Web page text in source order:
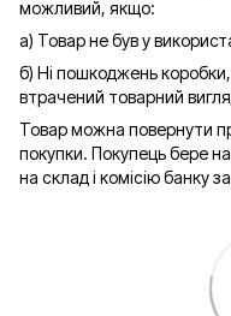
можливий, якщо:
а) Товар не був у
б) Ні пошкоджень
втрачений товарний
Товар можна повернути
покупки. Покупець бере
на склад і комісію банку